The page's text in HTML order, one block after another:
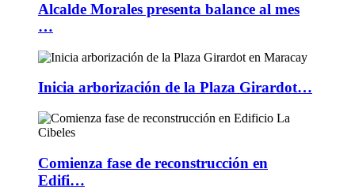
Alcalde Morales presenta balance al mes
…
Inicia arborización de la Plaza Girardot…
Comienza fase de reconstrucción en
Edifi…